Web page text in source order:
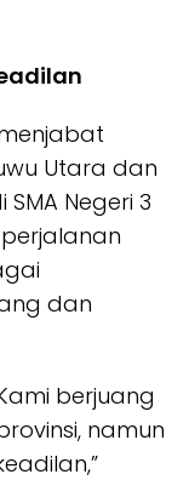
Utara dan
Negeri 3
dan
berjuang
namun